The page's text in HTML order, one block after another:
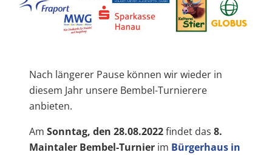
Nach längerer Pause können wir wieder in
diesem Jahr unsere Bembel-Turnierere
anbieten.
Am Sonntag, den 28.08.2022findet das 8.
Maintaler Bembel-Turnier im Bürgerhaus in